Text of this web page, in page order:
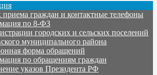
приема граждан и контактные телефоны
по 8-ФЗ
городских и сельских поселений
муниципального района
форма обращений
по обращениям граждан
указов Президента РФ